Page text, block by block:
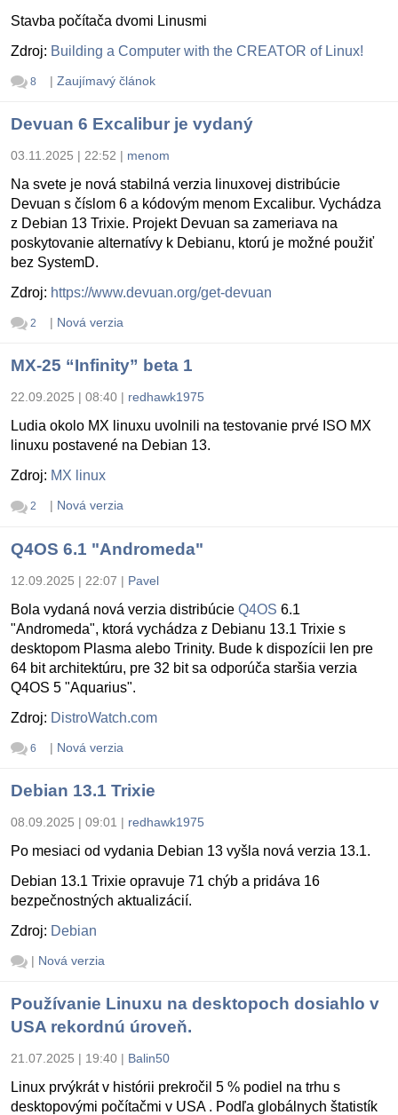
Stavba počítača dvomi Linusmi
Zdroj: Building a Computer with the CREATOR of Linux!
8 | Zaujímavý článok
Devuan 6 Excalibur je vydaný
03.11.2025 | 22:52 | menom
Na svete je nová stabilná verzia linuxovej distribúcie
Devuan s číslom 6 a kódovým menom Excalibur. Vychádza
z Debian 13 Trixie. Projekt Devuan sa zameriava na
poskytovanie alternatívy k Debianu, ktorú je možné použiť
bez SystemD.
Zdroj: https://www.devuan.org/get-devuan
2 | Nová verzia
MX-25 “Infinity” beta 1
22.09.2025 | 08:40 | redhawk1975
Ludia okolo MX linuxu uvolnili na testovanie prvé ISO MX
linuxu postavené na Debian 13.
Zdroj: MX linux
2 | Nová verzia
Q4OS 6.1 "Andromeda"
12.09.2025 | 22:07 | Pavel
Bola vydaná nová verzia distribúcie Q4OS 6.1
"Andromeda", ktorá vychádza z Debianu 13.1 Trixie s
desktopom Plasma alebo Trinity. Bude k dispozícii len pre
64 bit architektúru, pre 32 bit sa odporúča staršia verzia
Q4OS 5 "Aquarius".
Zdroj: DistroWatch.com
6 | Nová verzia
Debian 13.1 Trixie
08.09.2025 | 09:01 | redhawk1975
Po mesiaci od vydania Debian 13 vyšla nová verzia 13.1.
Debian 13.1 Trixie opravuje 71 chýb a pridáva 16
bezpečnostných aktualizácií.
Zdroj: Debian
| Nová verzia
Používanie Linuxu na desktopoch dosiahlo v
USA rekordnú úroveň.
21.07.2025 | 19:40 | Balin50
Linux prvýkrát v histórii prekročil 5 % podiel na trhu s
desktopovými počítačmi v USA . Podľa globálnych štatistík